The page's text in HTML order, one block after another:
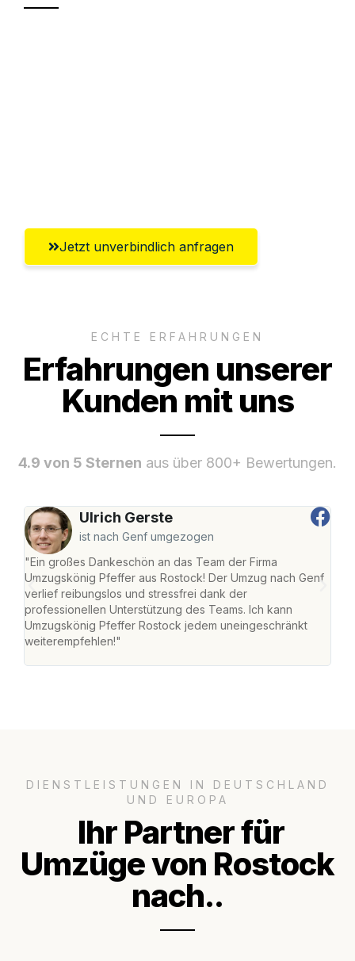
Jetzt unverbindlich anfragen
ECHTE ERFAHRUNGEN
Erfahrungen unserer
Kunden mit uns
4.9 von 5 Sternen aus über 800+ Bewertungen.
Ulrich Gerste
ist nach Genf umgezogen
"Ein großes Dankeschön an das Team der Firma
Umzugskönig Pfeffer aus Rostock! Der Umzug nach Genf
verlief reibungslos und stressfrei dank der
professionellen Unterstützung des Teams. Ich kann
Umzugskönig Pfeffer Rostock jedem uneingeschränkt
weiterempfehlen!"
DIENSTLEISTUNGEN IN DEUTSCHLAND
UND EUROPA
Ihr Partner für
Umzüge von Rostock
nach..